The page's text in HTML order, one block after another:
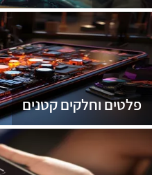
פלטים וחלקים קטנים